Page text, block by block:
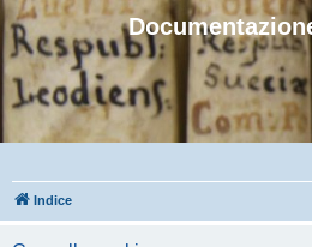
Indice